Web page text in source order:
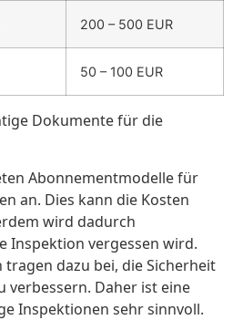
200 – 500 EUR
50 – 100 EUR
Dokumente für die
Abonnementmodelle für
an. Dies kann die Kosten
wird dadurch
Inspektion vergessen wird.
dazu bei, die Sicherheit
verbessern. Daher ist eine
Inspektionen sehr sinnvoll.